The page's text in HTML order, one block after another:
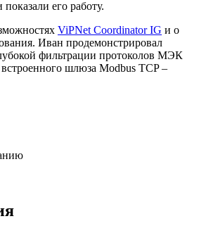
показали его работу.
ViPNet Coordinator IG и о
Иван продемонстрировал
фильтрации протоколов МЭК
шлюза Modbus TCP –